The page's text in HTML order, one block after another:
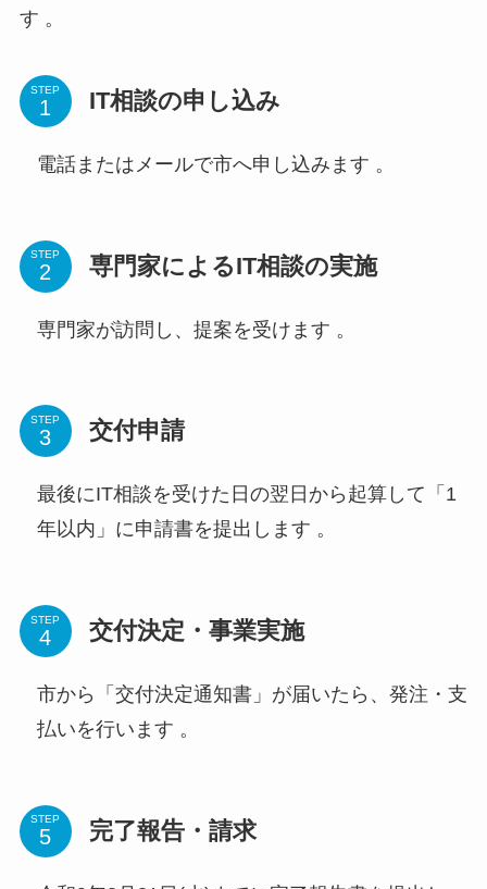
す 。
STEP IT相談の申し込み
電話またはメールで市へ申し込みます 。
STEP 専門家によるIT相談の実施
専門家が訪問し、提案を受けます 。
STEP 交付申請
最後にIT相談を受けた日の翌日から起算して「1
年以内」に申請書を提出します 。
STEP 交付決定・事業実施
市から「交付決定通知書」が届いたら、発注・支
払いを行います 。
STEP 完了報告・請求